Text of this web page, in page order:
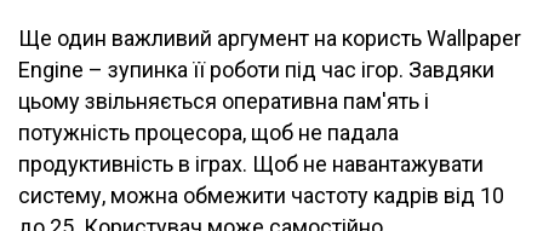
Ще один важливий аргумент на користь Wallpaper
Engine – зупинка її роботи під час ігор. Завдяки
цьому звільняється оперативна пам'ять і
потужність процесора, щоб не падала
продуктивність в іграх. Щоб не навантажувати
систему, можна обмежити частоту кадрів від 10